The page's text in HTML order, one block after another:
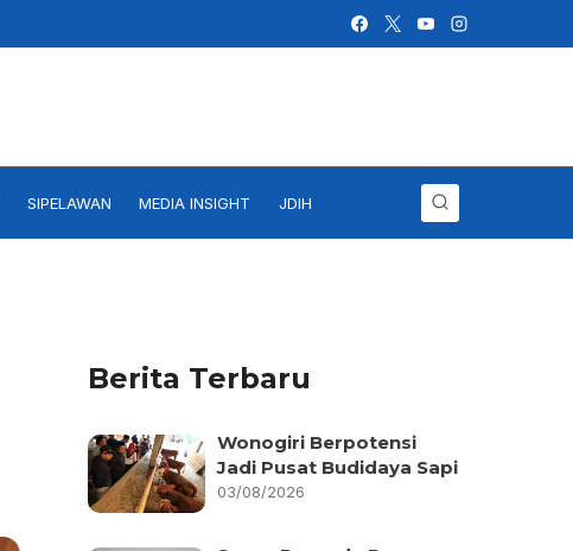
SIPELAWAN MEDIA INSIGHT JDIH
Berita Terbaru
Wonogiri Berpotensi
Jadi Pusat Budidaya Sapi
03/08/2026